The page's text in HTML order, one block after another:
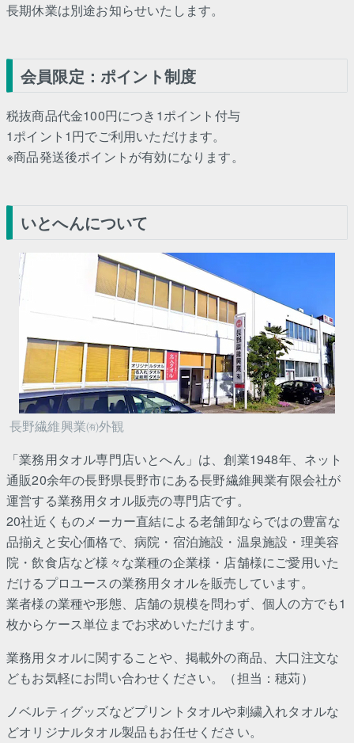
長期休業は別途お知らせいたします。
会員限定：ポイント制度
税抜商品代金100円につき1ポイント付与
1ポイント1円でご利用いただけます。
※商品発送後ポイントが有効になります。
いとへんについて
長野繊維興業㈲外観
「業務用タオル専門店いとへん」は、創業1948年、ネット
通販20余年の長野県長野市にある長野繊維興業有限会社が
運営する業務用タオル販売の専門店です。
20社近くものメーカー直結による老舗卸ならではの豊富な
品揃えと安心価格で、病院・宿泊施設・温泉施設・理美容
院・飲食店など様々な業種の企業様・店舗様にご愛用いた
だけるプロユースの業務用タオルを販売しています。
業者様の業種や形態、店舗の規模を問わず、個人の方でも1
枚からケース単位までお求めいただけます。
業務用タオルに関することや、掲載外の商品、大口注文な
どもお気軽にお問い合わせください。（担当：穂苅）
ノベルティグッズなどプリントタオルや刺繍入れタオルな
どオリジナルタオル製品もお任せください。